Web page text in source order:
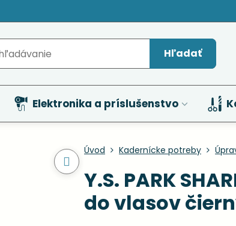
Hľadať
Elektronika a príslušenstvo
Úvod Kadernícke potreby
Y.S. PARK
do vlasov